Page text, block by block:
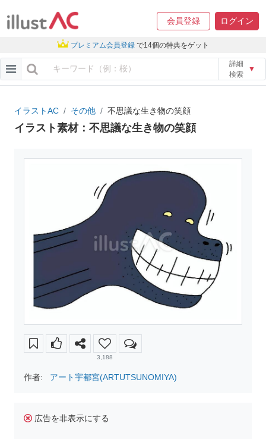
会員登録 ログイン
プレミアム会員登録 で14個の特典をゲット
詳細
検索
▼
イラストAC その他 不思議な生き物の笑顔
イラスト素材：不思議な生き物の笑顔
3,188
作者: アート宇都宮(ARTUTSUNOMIYA)
広告を非表示にする